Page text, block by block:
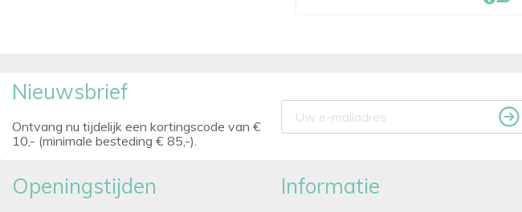
Nieuwsbrief
Ontvang nu tijdelijk een kortingscode van €
10,- (minimale besteding € 85,-).
Openingstijden Informatie